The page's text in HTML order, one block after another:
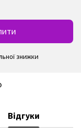
знижки
Відгуки